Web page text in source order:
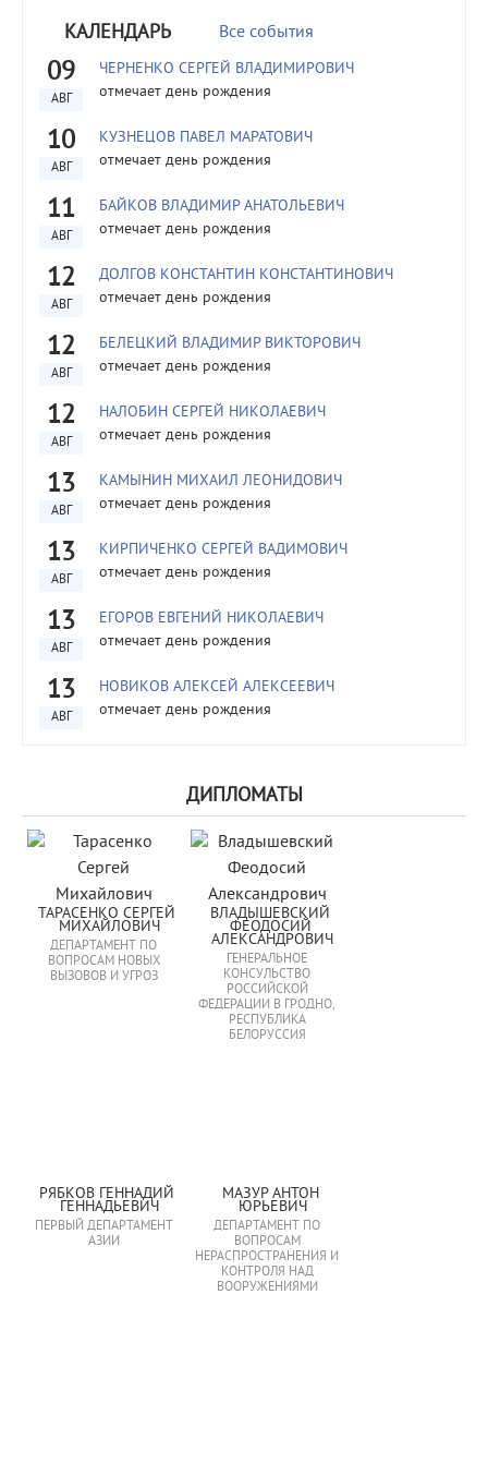
КАЛЕНДАРЬ Все события
09
АВГ
ЧЕРНЕНКО СЕРГЕЙ ВЛАДИМИРОВИЧ
отмечает день рождения
10
АВГ
КУЗНЕЦОВ ПАВЕЛ МАРАТОВИЧ
отмечает день рождения
11
АВГ
БАЙКОВ ВЛАДИМИР АНАТОЛЬЕВИЧ
отмечает день рождения
12
АВГ
ДОЛГОВ КОНСТАНТИН КОНСТАНТИНОВИЧ
отмечает день рождения
12
АВГ
БЕЛЕЦКИЙ ВЛАДИМИР ВИКТОРОВИЧ
отмечает день рождения
12
АВГ
НАЛОБИН СЕРГЕЙ НИКОЛАЕВИЧ
отмечает день рождения
13
АВГ
КАМЫНИН МИХАИЛ ЛЕОНИДОВИЧ
отмечает день рождения
13
АВГ
КИРПИЧЕНКО СЕРГЕЙ ВАДИМОВИЧ
отмечает день рождения
13
АВГ
ЕГОРОВ ЕВГЕНИЙ НИКОЛАЕВИЧ
отмечает день рождения
13
АВГ
НОВИКОВ АЛЕКСЕЙ АЛЕКСЕЕВИЧ
отмечает день рождения
ДИПЛОМАТЫ
ТАРАСЕНКО СЕРГЕЙ
МИХАЙЛОВИЧ
ДЕПАРТАМЕНТ ПО
ВОПРОСАМ НОВЫХ
ВЫЗОВОВ И УГРОЗ
ВЛАДЫШЕВСКИЙ
ФЕОДОСИЙ
АЛЕКСАНДРОВИЧ
ГЕНЕРАЛЬНОЕ
КОНСУЛЬСТВО
РОССИЙСКОЙ
ФЕДЕРАЦИИ В ГРОДНО,
РЕСПУБЛИКА
БЕЛОРУССИЯ
РЯБКОВ ГЕННАДИЙ
ГЕННАДЬЕВИЧ
ПЕРВЫЙ ДЕПАРТАМЕНТ
АЗИИ
МАЗУР АНТОН
ЮРЬЕВИЧ
ДЕПАРТАМЕНТ ПО
ВОПРОСАМ
НЕРАСПРОСТРАНЕНИЯ И
КОНТРОЛЯ НАД
ВООРУЖЕНИЯМИ